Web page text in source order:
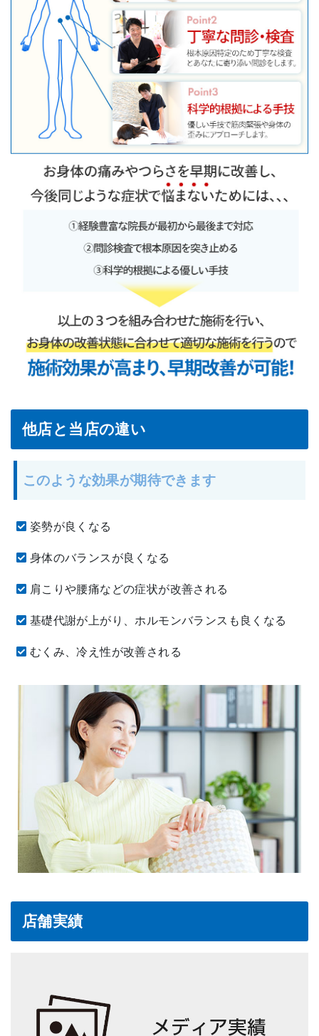
他店と当店の違い
このような効果が期待できます
姿勢が良くなる
身体のバランスが良くなる
肩こりや腰痛などの症状が改善される
基礎代謝が上がり、ホルモンバランスも良くなる
むくみ、冷え性が改善される
店舗実績